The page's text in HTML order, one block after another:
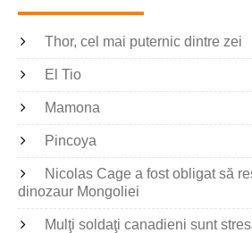
Thor, cel mai puternic dintre zei
El Tio
Mamona
Pincoya
Nicolas Cage a fost obligat să
dinozaur Mongoliei
Mulţi soldaţi canadieni sunt